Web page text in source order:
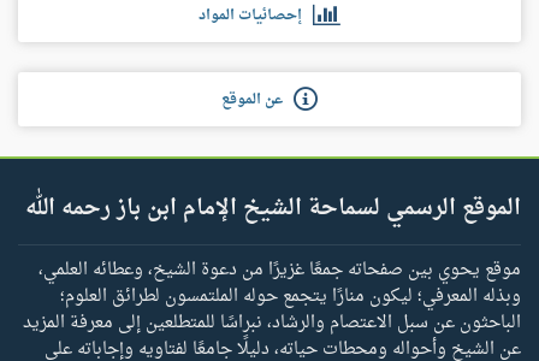
إحصائيات المواد
عن الموقع
الموقع الرسمي لسماحة الشيخ الإمام ابن باز رحمه الله
موقع يحوي بين صفحاته جمعًا غزيرًا من دعوة الشيخ، وعطائه العلمي،
وبذله المعرفي؛ ليكون منارًا يتجمع حوله الملتمسون لطرائق العلوم؛
الباحثون عن سبل الاعتصام والرشاد، نبراسًا للمتطلعين إلى معرفة المزيد
عن الشيخ وأحواله ومحطات حياته، دليلًا جامعًا لفتاويه وإجاباته على